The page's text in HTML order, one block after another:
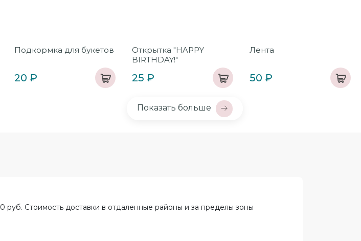
Подкормка для букетов
20 ₽
Открытка "HAPPY
BIRTHDAY!"
25 ₽
Лента
50 ₽
Показать больше
руб. Стоимость доставки в отдаленные районы и за пределы зоны